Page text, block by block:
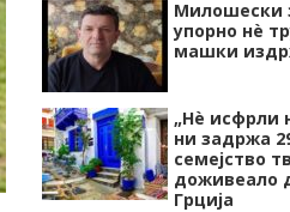
Милошески
упорно нѐ
машки
„Нѐ исфрли
ни задржа
семејство
доживеало
Грција